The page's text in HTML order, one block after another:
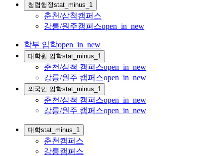
청렴행정stat_minus_1
춘천/삼척캠퍼스
강릉/원주캠퍼스open_in_new
학부 입학open_in_new
대학원 입학stat_minus_1
춘천/삼척 캠퍼스open_in_new
강릉/원주 캠퍼스open_in_new
외국인 입학stat_minus_1
춘천/삼척 캠퍼스open_in_new
강릉/원주 캠퍼스open_in_new
대학stat_minus_1
춘천캠퍼스
강릉캠퍼스